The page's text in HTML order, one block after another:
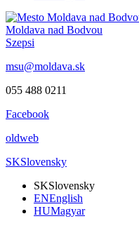
Moldava nad Bodvou
Szepsi
msu@moldava.sk
055 488 0211
Facebook
oldweb
SKSlovensky
SKSlovensky
ENEnglish
HUMagyar